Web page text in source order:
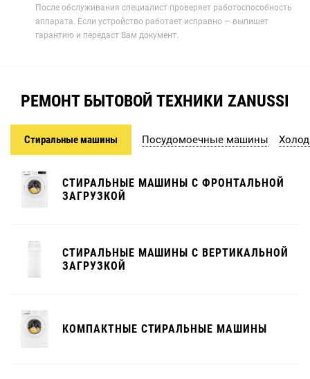
После обслуживания специалист проверяет работоспособность
аппарата. Если устройство работает исправно — выпишет
гарантию и передаст Вам документ.
РЕМОНТ БЫТОВОЙ ТЕХНИКИ ZANUSSI
Стиральные машины Посудомоечные машины
СТИРАЛЬНЫЕ МАШИНЫ С ФРОНТАЛЬНОЙ
ЗАГРУЗКОЙ
СТИРАЛЬНЫЕ МАШИНЫ С ВЕРТИКАЛЬНОЙ
ЗАГРУЗКОЙ
КОМПАКТНЫЕ СТИРАЛЬНЫЕ МАШИНЫ